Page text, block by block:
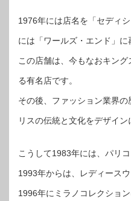
1976年には店名を「セディ
には「ワールズ・エンド」に
この店舗は、今もなおキン
る有名店です。
その後、ファッション業界
リスの伝統と文化をデザイン
こうして1983年には、パリコ
1993年からは、レディース
1996年にミラノコレクション